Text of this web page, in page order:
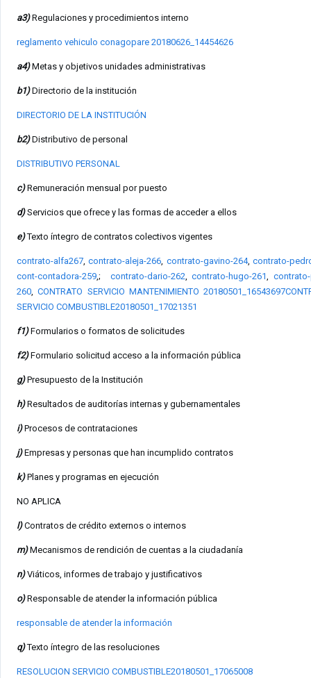
a3)Regulaciones y procedimientos interno
reglamento vehiculo conagopare 20180626_14454626
a4)Metas y objetivos unidades administrativas
b1)Directorio de la institución
DIRECTORIO DE LA INSTITUCIÓN
b2)Distributivo de personal
DISTRIBUTIVO PERSONAL
c)Remuneración mensual por puesto
d)Servicios que ofrece y las formas de acceder a ellos
e)Texto íntegro de contratos colectivos vigentes
contrato-alfa267,contrato-aleja-266, contrato-gavino-264,contrato-
cont-contadora-259,; contrato-dario-262,contrato-hugo-261,
260,CONTRATO SERVICIO MANTENIMIENTO 20180501_16543697
SERVICIO COMBUSTIBLE20180501_17021351
f1)Formularios o formatos de solicitudes
f2)Formulario solicitud acceso a la información pública
g) Presupuesto de la Institución
h)Resultados de auditorías internas y gubernamentales
i) Procesos de contrataciones
j) Empresas y personas que han incumplido contratos
k) Planes y programas en ejecución
NO APLICA
l) Contratos de crédito externos o internos
m)Mecanismos de rendición de cuentas a la ciudadanía
n)Viáticos, informes de trabajo y justificativos
o)Responsable de atender la información pública
responsable de atender la información
q) Texto íntegro de las resoluciones
RESOLUCION SERVICIO COMBUSTIBLE20180501_17065008